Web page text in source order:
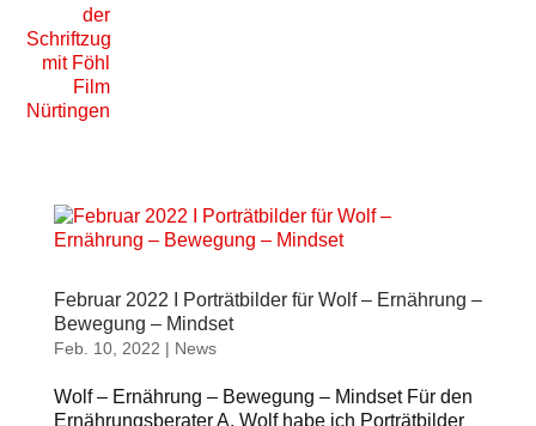
Februar 2022 I Porträtbilder für Wolf – Ernährung –
Bewegung – Mindset
Feb. 10, 2022 | News
Wolf – Ernährung – Bewegung – Mindset Für den
Ernährungsberater A. Wolf habe ich Porträtbilder